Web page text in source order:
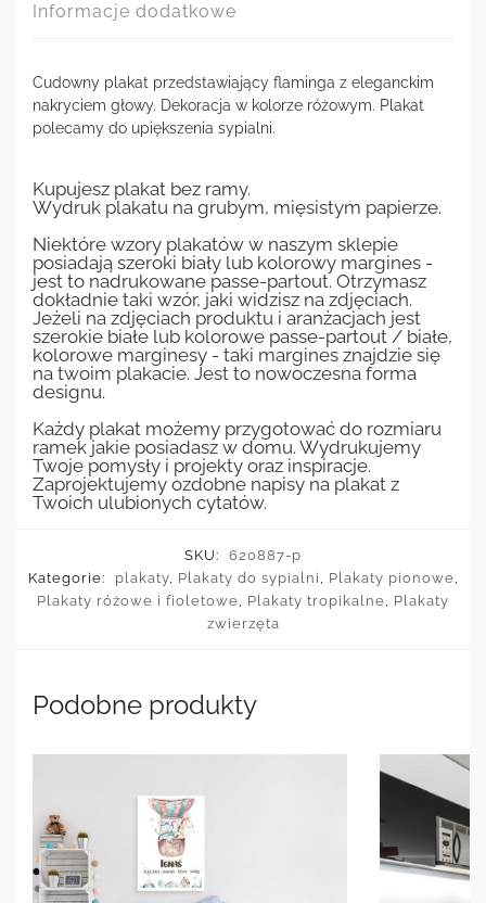
Informacje dodatkowe
Cudowny plakat przedstawiający flaminga z eleganckim
nakryciem głowy. Dekoracja w kolorze różowym. Plakat
polecamy do upiększenia sypialni.
Kupujesz plakat bez ramy.
Wydruk plakatu na grubym, mięsistym papierze.
Niektóre wzory plakatów w naszym sklepie
posiadają szeroki biały lub kolorowy margines -
jest to nadrukowane passe-partout. Otrzymasz
dokładnie taki wzór, jaki widzisz na zdjęciach.
Jeżeli na zdjęciach produktu i aranżacjach jest
szerokie białe lub kolorowe passe-partout / białe,
kolorowe marginesy - taki margines znajdzie się
na twoim plakacie. Jest to nowoczesna forma
designu.
Każdy plakat możemy przygotować do rozmiaru
ramek jakie posiadasz w domu. Wydrukujemy
Twoje pomysły i projekty oraz inspiracje.
Zaprojektujemy ozdobne napisy na plakat z
Twoich ulubionych cytatów.
SKU:
620887-p
Kategorie:
plakaty, Plakaty do sypialni , Plakaty pionowe,
Plakaty różowe i fioletowe, Plakaty tropikalne, Plakaty
zwierzęta
Podobne produkty